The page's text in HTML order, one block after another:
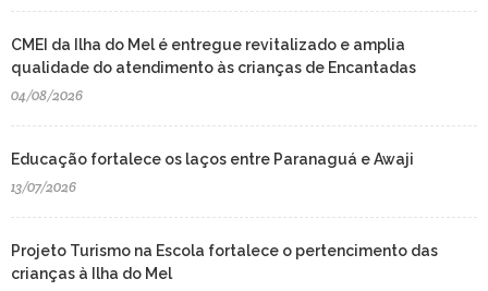
CMEI da Ilha do Mel é entregue revitalizado e amplia
qualidade do atendimento às crianças de Encantadas
04/08/2026
Educação fortalece os laços entre Paranaguá e Awaji
13/07/2026
Projeto Turismo na Escola fortalece o pertencimento das
crianças à Ilha do Mel